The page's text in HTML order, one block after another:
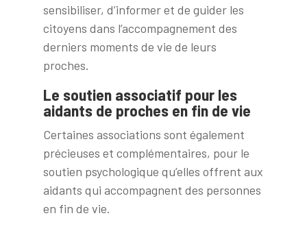
sensibiliser, d’informer et de guider les
citoyens dans l’accompagnement des
derniers moments de vie de leurs
proches.
Le soutien associatif pour les
aidants de proches en fin de vie
Certaines associations sont également
précieuses et complémentaires, pour le
soutien psychologique qu’elles offrent aux
aidants qui accompagnent des personnes
en fin de vie.